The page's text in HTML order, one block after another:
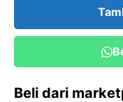
Beli dari